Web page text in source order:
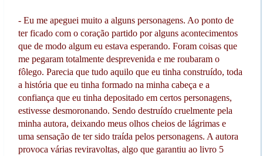
- Eu me apeguei muito a alguns personagens. Ao ponto de
ter ficado com o coração partido por alguns acontecimentos
que de modo algum eu estava esperando. Foram coisas que
me pegaram totalmente desprevenida e me roubaram o
fôlego. Parecia que tudo aquilo que eu tinha construído, toda
a história que eu tinha formado na minha cabeça e a
confiança que eu tinha depositado em certos personagens,
estivesse desmoronando. Sendo destruído cruelmente pela
minha autora, deixando meus olhos cheios de lágrimas e
uma sensação de ter sido traída pelos personagens. A autora
provoca várias reviravoltas, algo que garantiu ao livro 5